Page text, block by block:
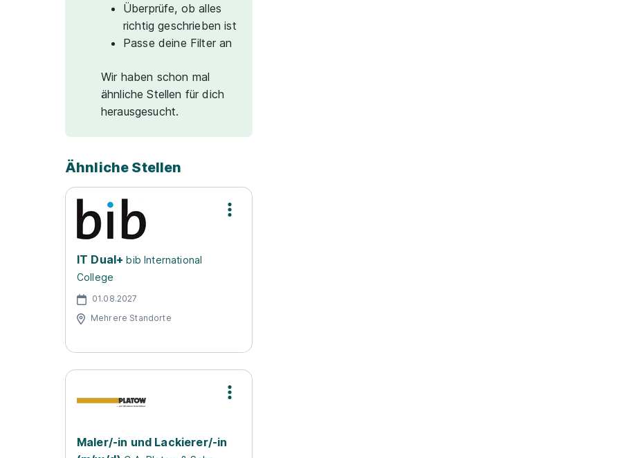
Überprüfe, ob alles
richtig geschrieben ist
Passe deine Filter an
Wir haben schon mal
ähnliche Stellen für dich
herausgesucht.
Ähnliche Stellen
IT Dual+ bib International
College
01.08.2027
Mehrere Standorte
Maler/-in und Lackierer/-in